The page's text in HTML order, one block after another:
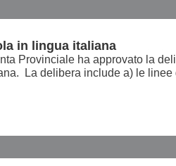
in lingua italiana
Provinciale ha approvato la
La delibera include a) le